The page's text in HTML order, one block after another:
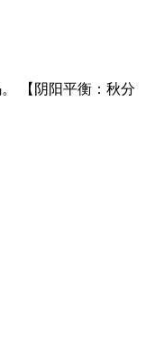
【阴阳平衡：秋分